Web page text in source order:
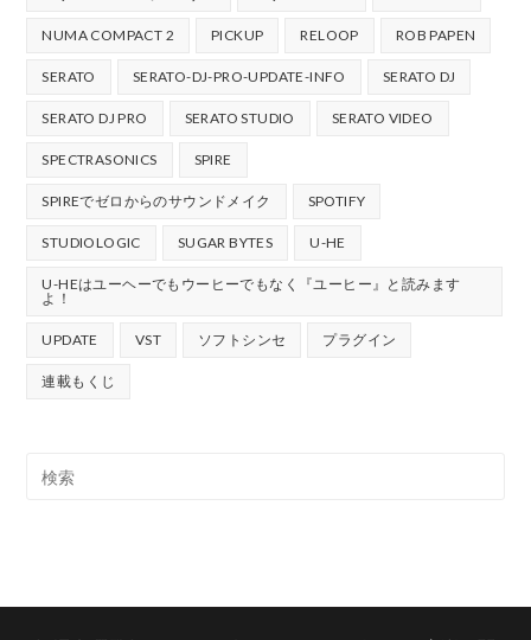
NUMA COMPACT 2 PICKUP RELOOP ROB PAPEN
SERATO SERATO-DJ-PRO-UPDATE-INFO SERATO DJ
SERATO DJ PRO SERATO STUDIO SERATO VIDEO
SPECTRASONICS SPIRE
SPIREでゼロからのサウンドメイク SPOTIFY
STUDIOLOGIC SUGAR BYTES U-HE
U-HEはユーヘーでもウーヒーでもなく『ユーヒー』と読みます
よ！
UPDATE VST ソフトシンセ プラグイン
連載もくじ